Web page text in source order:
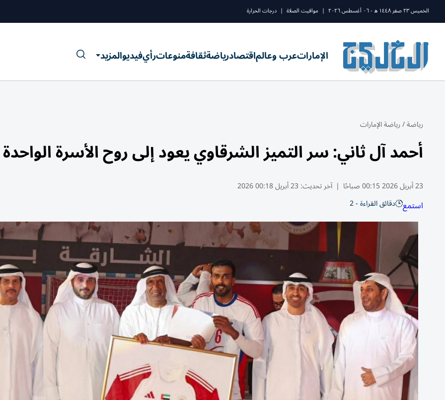
الخميس ٢٣ صفر ١٤٤٨ ه - ٠٦ أغسطس ٢٠٢٦ | مواقيت الصلاة | درجات الحرارة
الإماراتعرب وعالماقتصادرياضةثقافةمنوعاترأيفيديوالمزيد
رياضة/رياضة الإمارات
أحمد آل ثاني: سر التميز الشرقاوي يعود إلى روح الأسرة الواحدة
23 أبريل 2026 00:15 صباحًا | آخر تحديث: 23 أبريل 00:18 2026
استمع دقائق القراءة - 2